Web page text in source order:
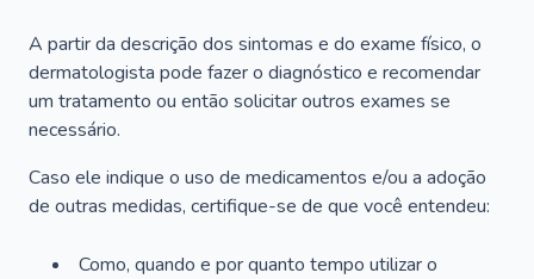
A partir da descrição dos sintomas e do exame físico, o
dermatologista pode fazer o diagnóstico e recomendar
um tratamento ou então solicitar outros exames se
necessário.
Caso ele indique o uso de medicamentos e/ou a adoção
de outras medidas, certifique-se de que você entendeu:
Como, quando e por quanto tempo utilizar o